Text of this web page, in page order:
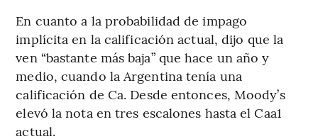
En cuanto a la probabilidad de impago
implícita en la calificación actual, dijo que la
ven “bastante más baja” que hace un año y
medio, cuando la Argentina tenía una
calificación de Ca. Desde entonces, Moody’s
elevó la nota en tres escalones hasta el Caa1
actual.